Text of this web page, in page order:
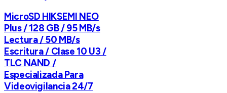
MicroSD HIKSEMI NEO
Plus / 128 GB / 95 MB/s
Lectura / 50 MB/s
Escritura / Clase 10 U3 /
TLC NAND /
Especializada Para
Videovigilancia 24/7